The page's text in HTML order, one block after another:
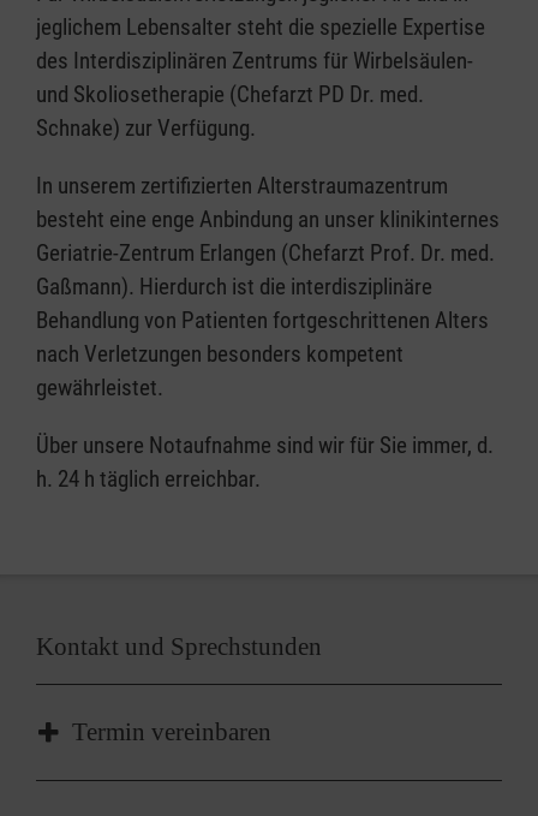
jeglichem Lebensalter steht die spezielle Expertise
des Interdisziplinären Zentrums für Wirbelsäulen-
und Skoliosetherapie (Chefarzt PD Dr. med.
Schnake) zur Verfügung.
In unserem zertifizierten Alterstraumazentrum
besteht eine enge Anbindung an unser klinikinternes
Geriatrie-Zentrum Erlangen (Chefarzt Prof. Dr. med.
Gaßmann). Hierdurch ist die interdisziplinäre
Behandlung von Patienten fortgeschrittenen Alters
nach Verletzungen besonders kompetent
gewährleistet.
Über unsere Notaufnahme sind wir für Sie immer, d.
h. 24 h täglich erreichbar.
Kontakt und Sprechstunden
Termin vereinbaren